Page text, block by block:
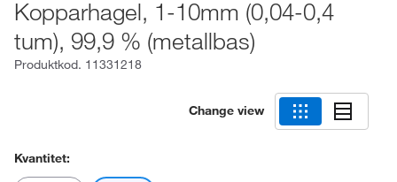
Kopparhagel, 1-10mm (0,04-0,4
tum), 99,9 % (metallbas)
Produktkod. 11331218
Change view
Kvantitet: